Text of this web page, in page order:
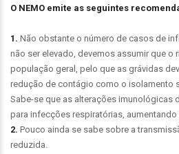
O NEMO emite as seguintes
1. Não obstante o número de casos de
não ser elevado, devemos assumir que o
população geral, pelo que as grávidas
redução de contágio como o isolamento
Sabe-se que as alterações imunológicas
para infecções respiratórias,
2. Pouco ainda se sabe sobre a
reduzida.